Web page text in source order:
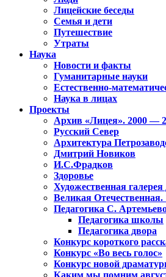
Лицейские беседы
Семья и дети
Путешествие
Утраты
Наука
Новости и факты
Гуманитарные науки
Естественно-
Наука в лицах
Проекты
Архив «Лицея». 2000 —
Русский Север
Архитектура
Дмитрий Новиков
И.С.Фрадков
Здоровье
Художественная
Великая
Педагогика С.
Педагогика школы
Педагогика двора
Конкурс короткого
Конкурс «Во весь голос»
Конкурс новой